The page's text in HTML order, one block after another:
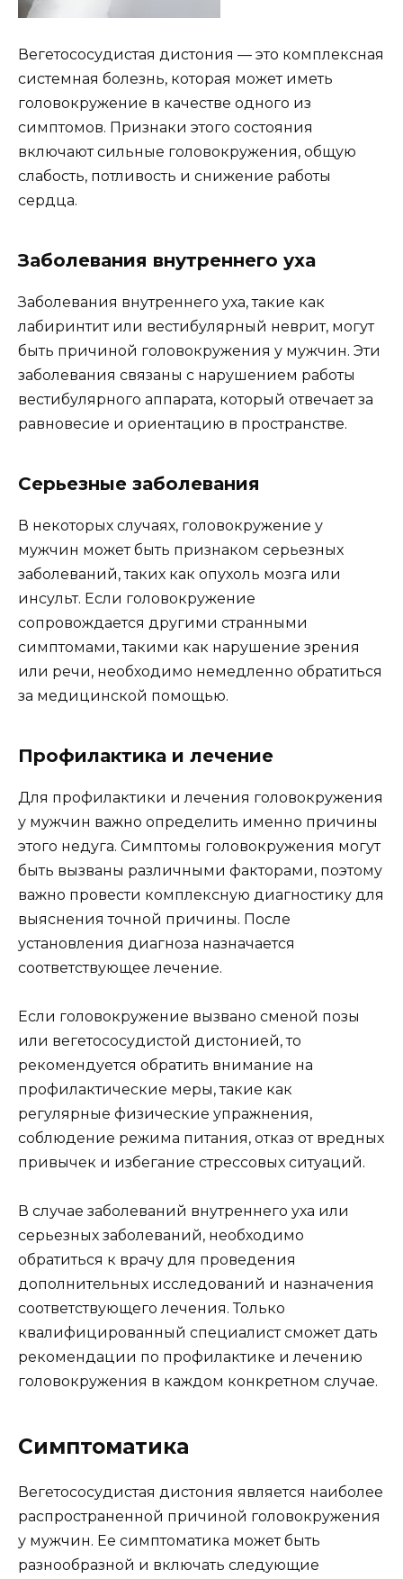
Вегетососудистая дистония — это комплексная
системная болезнь, которая может иметь
головокружение в качестве одного из
симптомов. Признаки этого состояния
включают сильные головокружения, общую
слабость, потливость и снижение работы
сердца.
Заболевания внутреннего уха
Заболевания внутреннего уха, такие как
лабиринтит или вестибулярный неврит, могут
быть причиной головокружения у мужчин. Эти
заболевания связаны с нарушением работы
вестибулярного аппарата, который отвечает за
равновесие и ориентацию в пространстве.
Серьезные заболевания
В некоторых случаях, головокружение у
мужчин может быть признаком серьезных
заболеваний, таких как опухоль мозга или
инсульт. Если головокружение
сопровождается другими странными
симптомами, такими как нарушение зрения
или речи, необходимо немедленно обратиться
за медицинской помощью.
Профилактика и лечение
Для профилактики и лечения головокружения
у мужчин важно определить именно причины
этого недуга. Симптомы головокружения могут
быть вызваны различными факторами, поэтому
важно провести комплексную диагностику для
выяснения точной причины. После
установления диагноза назначается
соответствующее лечение.
Если головокружение вызвано сменой позы
или вегетососудистой дистонией, то
рекомендуется обратить внимание на
профилактические меры, такие как
регулярные физические упражнения,
соблюдение режима питания, отказ от вредных
привычек и избегание стрессовых ситуаций.
В случае заболеваний внутреннего уха или
серьезных заболеваний, необходимо
обратиться к врачу для проведения
дополнительных исследований и назначения
соответствующего лечения. Только
квалифицированный специалист сможет дать
рекомендации по профилактике и лечению
головокружения в каждом конкретном случае.
Симптоматика
Вегетососудистая дистония является наиболее
распространенной причиной головокружения
у мужчин. Ее симптоматика может быть
разнообразной и включать следующие